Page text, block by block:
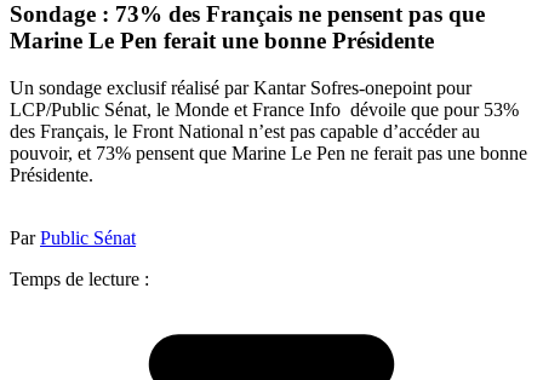
Sondage : 73% des Français ne pensent pas que
Marine Le Pen ferait une bonne Présidente
Un sondage exclusif réalisé par Kantar Sofres-onepoint pour
LCP/Public Sénat, le Monde et France Info dévoile que pour 53%
des Français, le Front National n’est pas capable d’accéder au
pouvoir, et 73% pensent que Marine Le Pen ne ferait pas une bonne
Présidente.
ParPublic Sénat
Temps de lecture :